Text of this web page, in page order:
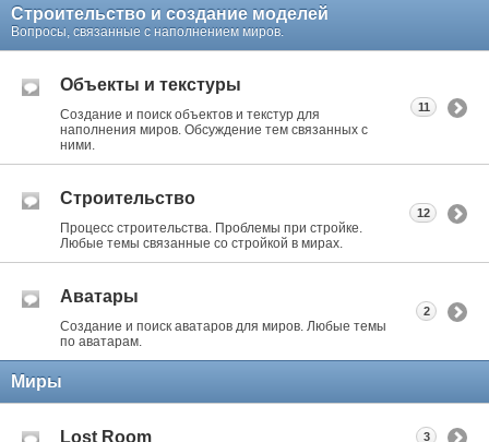
Строительство и создание моделей
Вопросы, связанные с наполнением миров.
Объекты и текстуры
Создание и поиск объектов и текстур для
наполнения миров. Обсуждение тем связанных с
ними.
11
Строительство
Процесс строительства. Проблемы при стройке.
Любые темы связанные со стройкой в мирах.
12
Аватары
Создание и поиск аватаров для миров. Любые темы
по аватарам.
2
Миры
Lost Room 3